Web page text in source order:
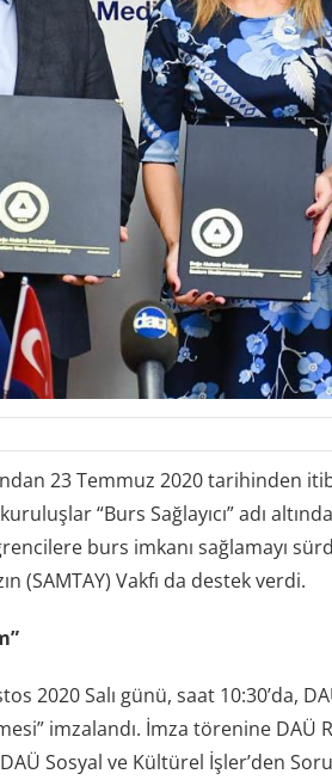
23 Temmuz 2020 tarihinden
“Burs Sağlayıcı” adı
burs imkanı sağlamayı
(SAMTAY) Vakfı da destek verdi.
2020 Salı günü, saat 10:30’da,
imzalandı. İmza törenine DAÜ
Sosyal ve Kültürel İşler’den